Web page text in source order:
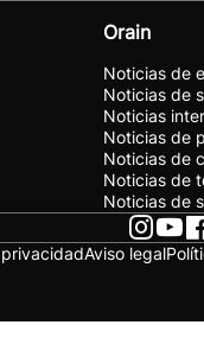
Orain
Noticias de
Noticias de
Noticias
Noticias de
Noticias de
Noticias de
Noticias de
Aviso legal